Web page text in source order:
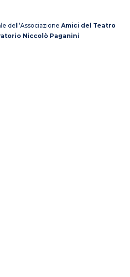
dell’Associazione Amici del Teatro
Niccolò Paganini